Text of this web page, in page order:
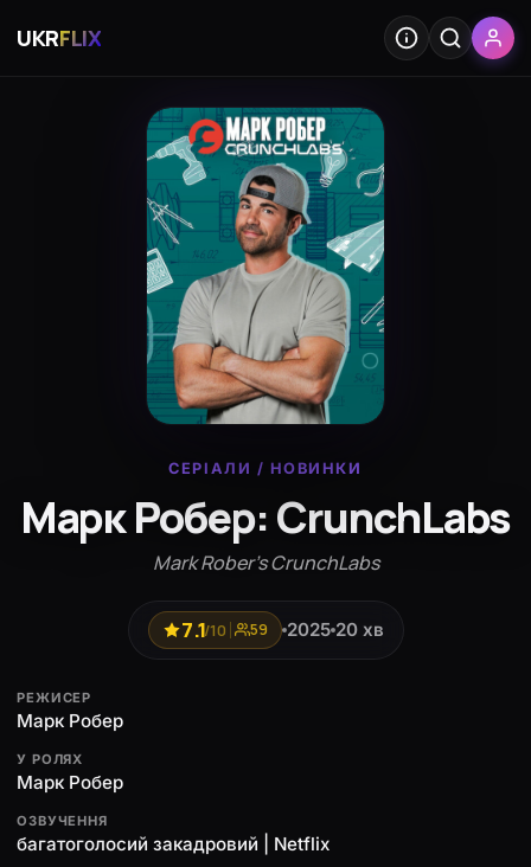
UKRFLIX
СЕРІАЛИ / НОВИНКИ
Марк Робер: CrunchLabs
Mark Rober's CrunchLabs
7.1/10 59 2025 20 хв
РЕЖИСЕР
Марк Робер
У РОЛЯХ
Марк Робер
ОЗВУЧЕННЯ
багатоголосий закадровий | Netflix